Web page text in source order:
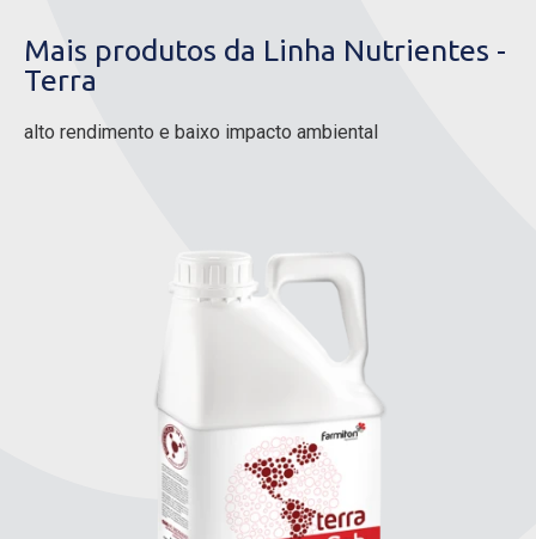
Mais produtos da Linha Nutrientes -
Terra
alto rendimento e baixo impacto ambiental